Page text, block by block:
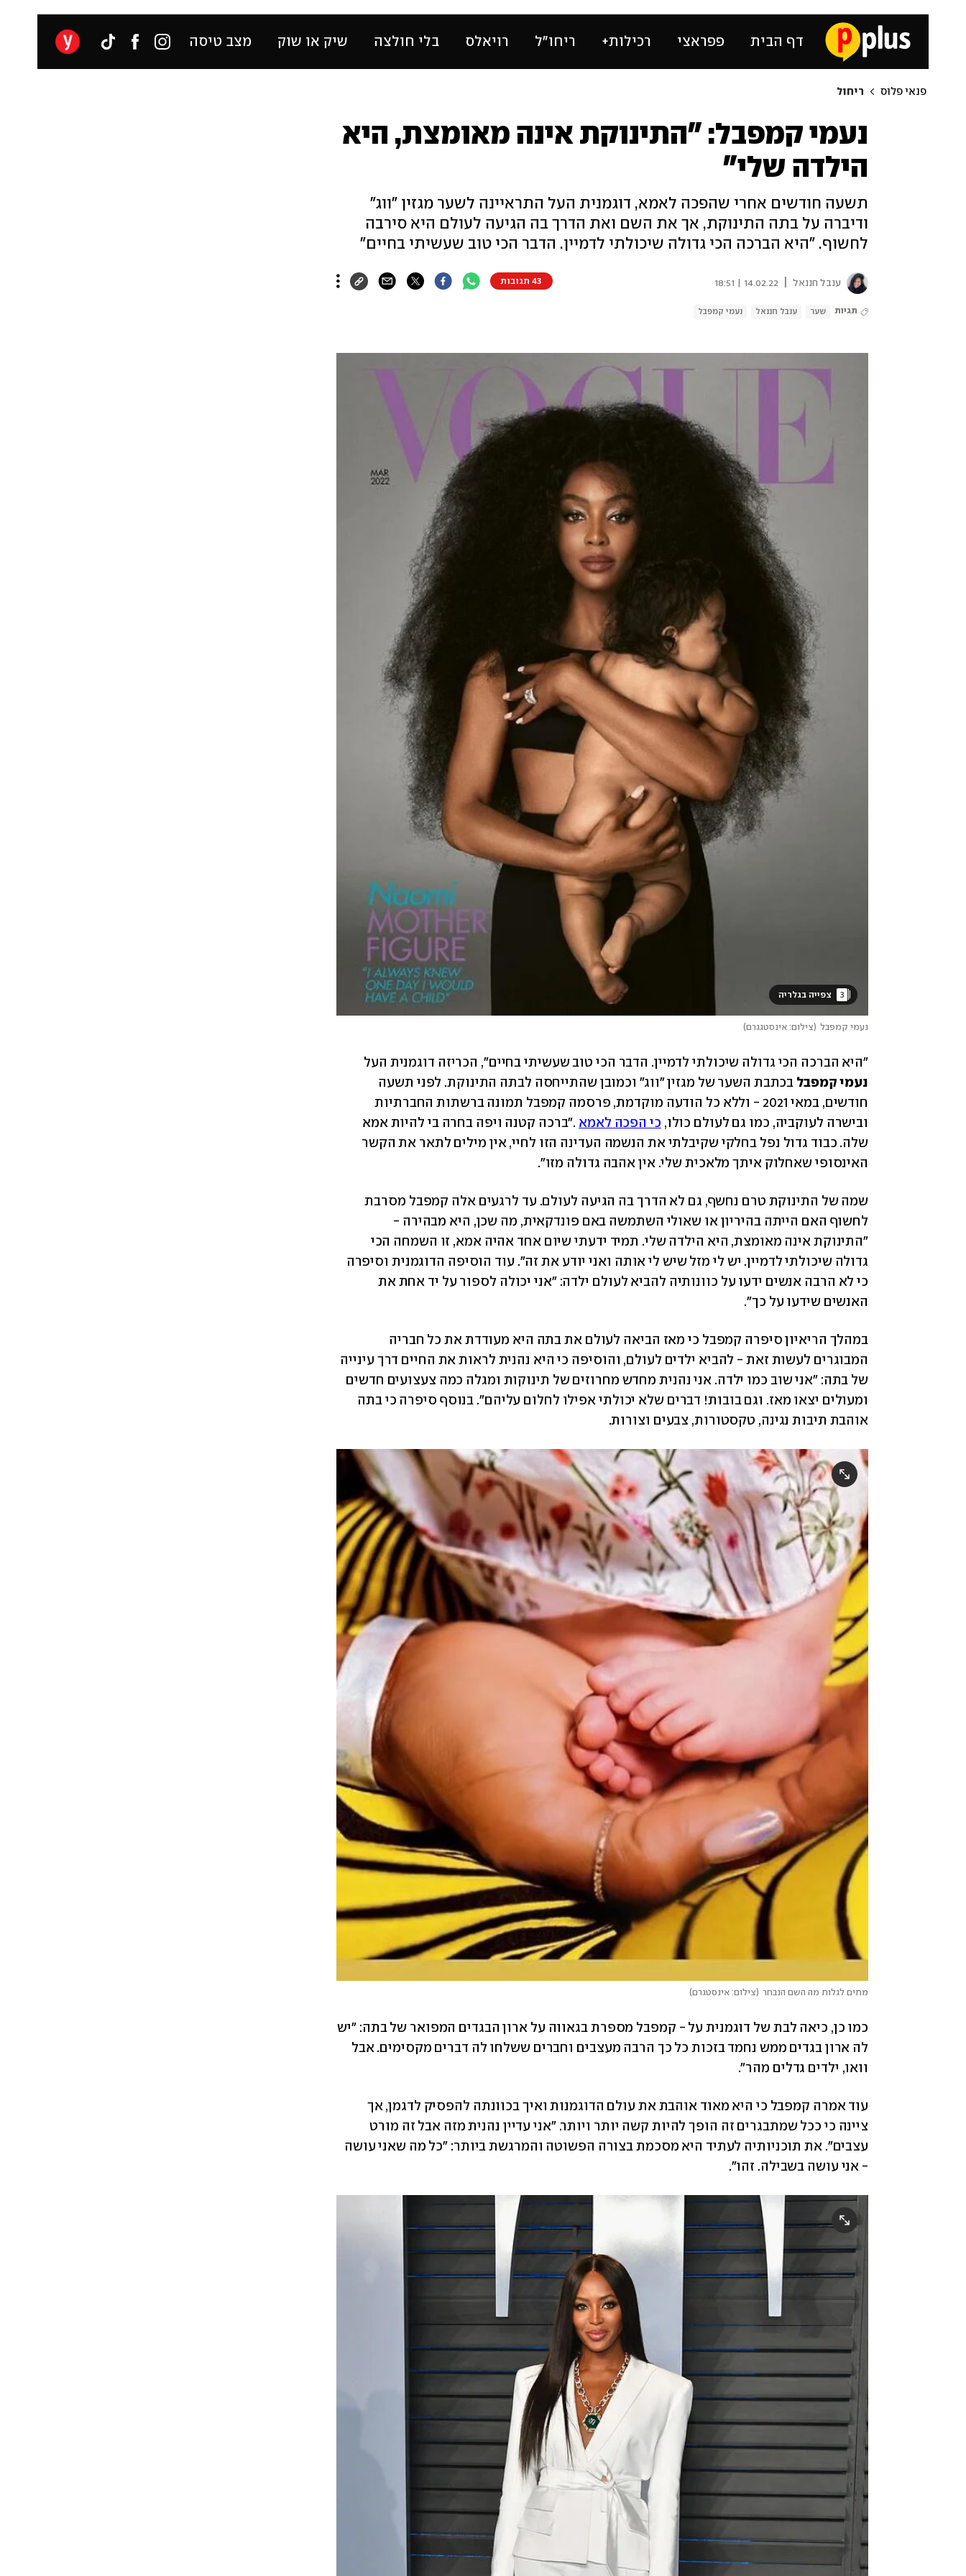
דף הבית פפראצי רכילות+ ריחו״ל רויאלס בלי חולצה שיק או שוק מצב טיסה
פנאי פלוס ריחול
נעמי קמפבל: "התינוקת אינה מאומצת, היא
הילדה שלי"
תשעה חודשים אחרי שהפכה לאמא, דוגמנית העל התראיינה לשער מגזין "ווג"
ודיברה על בתה התינוקת, אך את השם ואת הדרך בה הגיעה לעולם היא סירבה
לחשוף. "היא הברכה הכי גדולה שיכולתי לדמיין. הדבר הכי טוב שעשיתי בחיים"
ענבל חננאל 14.02.22 | 18:51 43 תגובות
תגיות שער ענבל חננאל נעמי קמפבל
3
נעמי קמפבל (צילום: אינסטגגרם)
"היא הברכה הכי גדולה שיכולתי לדמיין. הדבר הכי טוב שעשיתי בחיים", הכריזה דוגמנית העל
נעמי קמפבל
חודשים, במאי 2021 - וללא כל הודעה מוקדמת, פרסמה קמפבל תמונה ברשתות החברתיות
ובישרה לעוקביה, כמו גם לעולם כולו, כי הפכה לאמא
האינסופי שאחלוק איתך מלאכית שלי. אין אהבה גדולה מזו".
שמה של התינוקת טרם נחשף, גם לא הדרך בה הגיעה לעולם. עד לרגעים אלה קמפבל מסרבת
האנשים שידעו על כך".
אוהבת תיבות נגינה, טקסטורות, צבעים וצורות.
מתים לגלות מה השם הנבחר (צילום: אינסטגרם)
כמו כן, כיאה לבת של דוגמנית על - קמפבל מספרת בגאווה על ארון הבגדים המפואר של בתה: "יש
וואו, ילדים גדלים מהר".
ציינה כי ככל שמתבגרים זה הופך להיות קשה יותר ויותר. "אני עדיין נהנית מזה אבל זה מורט
- אני עושה בשבילה. זהו".